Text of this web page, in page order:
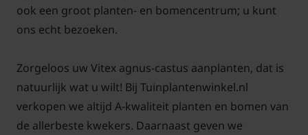
castus het beste staan.?
Vitex agnus castus monnikspeper staat graag op
een beschutte standplaats in de volle zon. De
bodem/grond mag gerust wat aan de schrale kant
ook een groot planten- en bomencentrum; u kunt
ons echt bezoeken.
Zorgeloos uw Vitex agnus-castus aanplanten, dat is
natuurlijk wat u wilt! Bij Tuinplantenwinkel.nl
verkopen we altijd A-kwaliteit planten en bomen van
de allerbeste kwekers. Daarnaast geven we